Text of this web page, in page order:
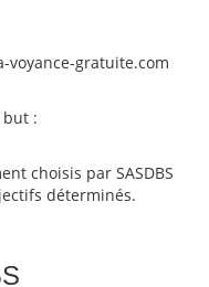
voyance-gratuite.com
but :
choisis par SASDBS
déterminés.